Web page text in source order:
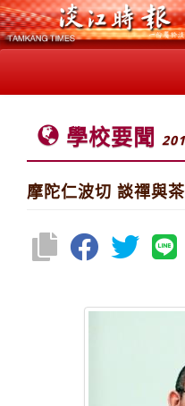
學校要聞
摩陀仁波切 談禪與茶